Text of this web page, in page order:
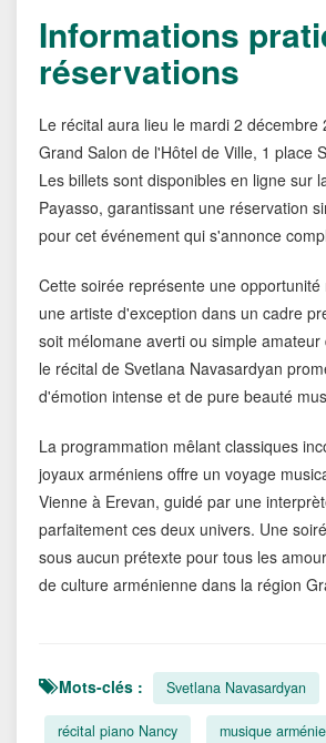
Informations
réservations
Le récital aura lieu le mardi 2 décembre
Grand Salon de l'Hôtel de Ville, 1 place
Les billets sont disponibles en ligne sur
Payasso, garantissant une réservation
pour cet événement qui s'annonce
Cette soirée représente une
une artiste d'exception dans un cadre
soit mélomane averti ou simple amateur
le récital de Svetlana Navasardyan
d'émotion intense et de pure beauté
La programmation mêlant classiques
joyaux arméniens offre un voyage
Vienne à Erevan, guidé par une
parfaitement ces deux univers. Une
sous aucun prétexte pour tous les
de culture arménienne dans la région
Mots-clés : Svetlana Navasardyan
récital piano Nancy musique